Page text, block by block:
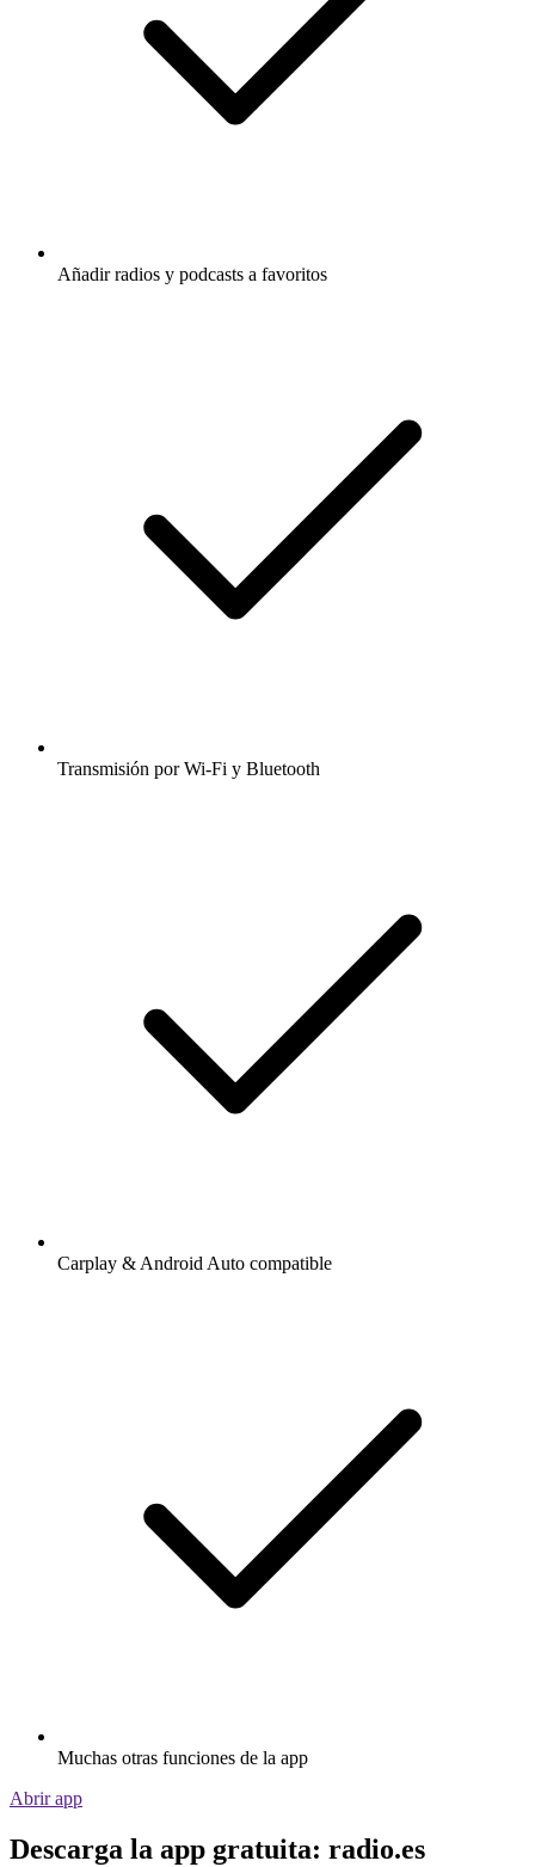
Añadir radios y podcasts a favoritos
Transmisión por Wi-Fi y Bluetooth
Carplay & Android Auto compatible
Muchas otras funciones de la app
Abrir app
Descarga la app gratuita: radio.es